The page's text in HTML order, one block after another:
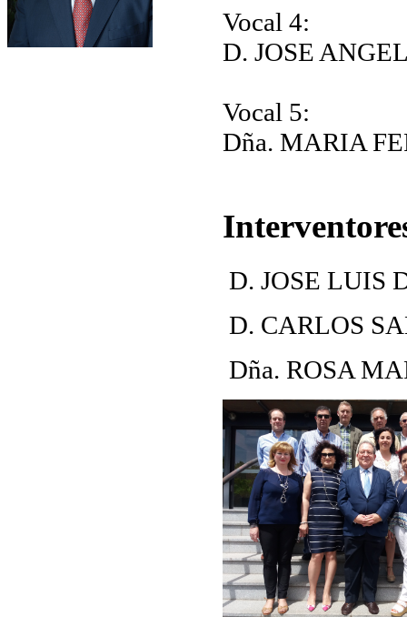
Vocal 4:
D. JOSE
Vocal 5:
Dña. MARIA
I
D. JOSE LUIS
D. CARLOS
Dña. ROSA